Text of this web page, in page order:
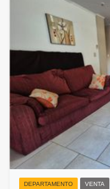
DEPARTAMENTO VENTA